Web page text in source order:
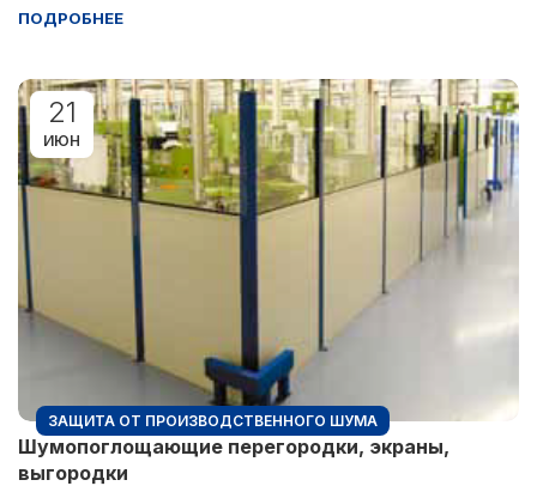
ПОДРОБНЕЕ
21
ИЮН
ЗАЩИТА ОТ ПРОИЗВОДСТВЕННОГО ШУМА
Шумопоглощающие перегородки, экраны,
выгородки